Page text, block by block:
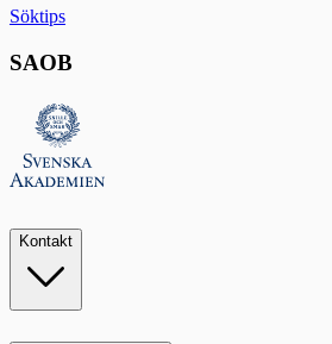
Söktips
SAOB
Kontakt